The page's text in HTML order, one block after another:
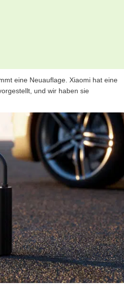
eine Neuauflage. Xiaomi hat eine
und wir haben sie